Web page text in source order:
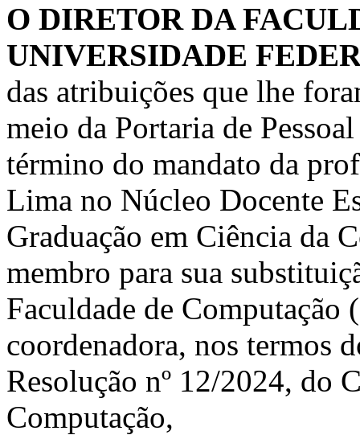
O DIRETOR DA
UNIVERSIDADE
das atribuições que lhe
meio da Portaria de
término do mandato da
Lima no Núcleo Docente
Graduação em Ciência da
membro para sua
Faculdade de
coordenadora, nos termos
Resolução nº 12/2024, do
Computação,